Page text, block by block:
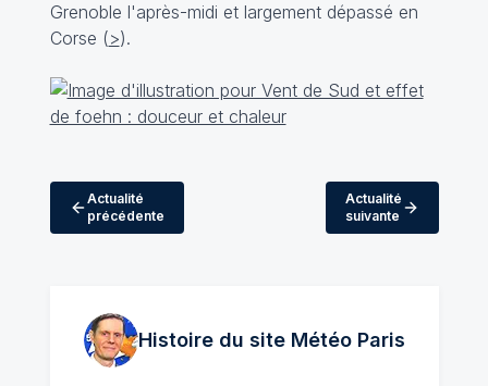
Grenoble l'après-midi et largement dépassé en
Corse (>).
Actualité
précédente
Actualité
suivante
Histoire du site MétéoParis